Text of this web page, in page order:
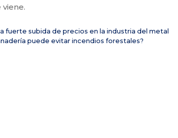
fuerte subida de precios en la industria del metal
puede evitar incendios forestales?